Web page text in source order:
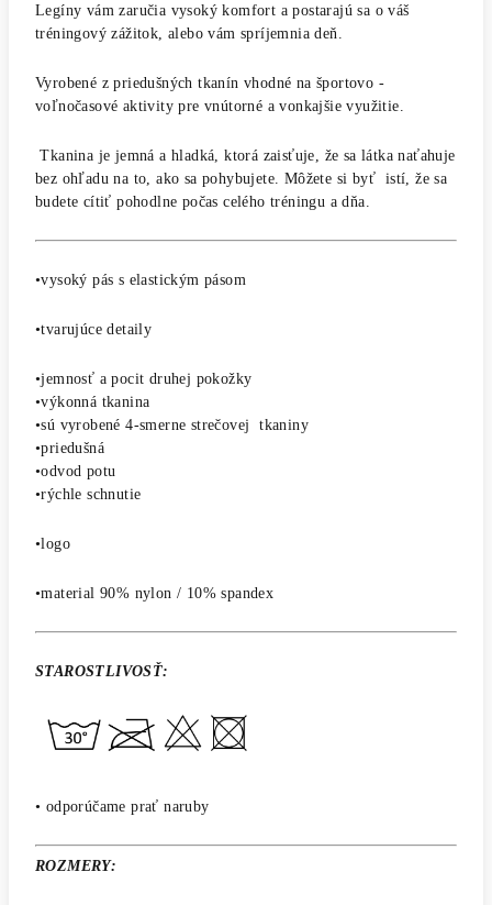
Legíny vám zaručia vysoký komfort a postarajú sa o váš
tréningový zážitok, alebo vám spríjemnia deň.
Vyrobené z priedušných tkanín vhodné na športovo -
voľnočasové aktivity pre vnútorné a vonkajšie využitie.
Tkanina je jemná a hladká, ktorá zaisťuje, že sa látka naťahuje
bez ohľadu na to, ako sa pohybujete. Môžete si byť istí, že sa
budete cítiť pohodlne počas celého tréningu a dňa.
•vysoký pás s elastickým pásom
•tvarujúce detaily
•jemnosť a pocit druhej pokožky
•výkonná tkanina
•sú vyrobené 4-smerne strečovej tkaniny
•priedušná
•odvod potu
•rýchle schnutie
•logo
•material 90% nylon / 10% spandex
STAROSTLIVOSŤ:
• odporúčame prať naruby
ROZMERY: